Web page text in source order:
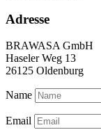
Adresse
BRAWASA GmbH
Haseler Weg 13
26125 Oldenburg
Name
Email